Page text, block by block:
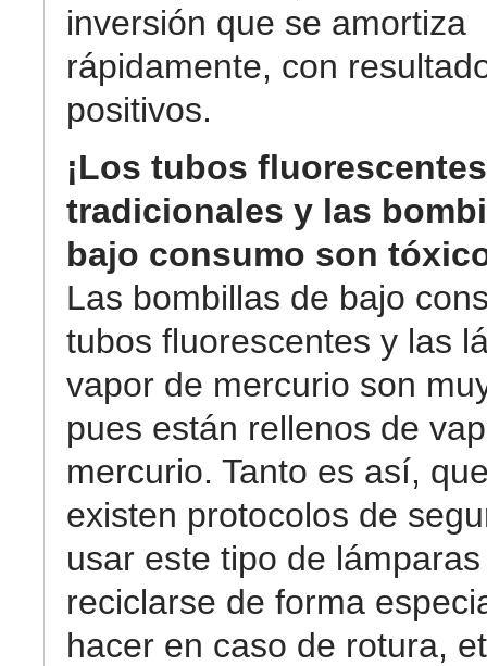
inversión que se amortiza
rápidamente, con
positivos.
¡Los tubos fluorescentes
tradicionales y las
bajo consumo son
Las bombillas de bajo
tubos fluorescentes y las
vapor de mercurio son
pues están rellenos de
mercurio. Tanto es así,
existen protocolos de
usar este tipo de
reciclarse de forma
hacer en caso de rotura,